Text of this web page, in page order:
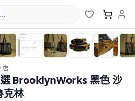
店
BrooklynWorks 黑色 沙
克林